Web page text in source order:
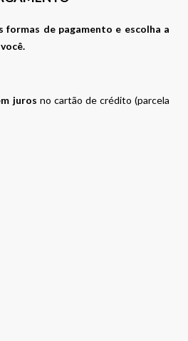
formas de pagamento e escolha a
juros no cartão de crédito (parcela